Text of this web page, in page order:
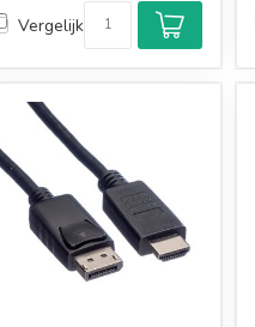
Vergelijk